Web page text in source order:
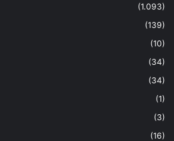
(1.093)
(139)
(10)
(34)
(34)
(1)
(3)
(16)